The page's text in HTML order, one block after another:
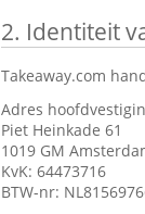
2. Identiteit
Takeaway.com
Adres
Piet Heinkade 61
1019 GM
KvK: 64473716
BTW-nr: